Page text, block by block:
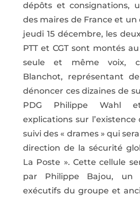
dépôts et consignations,
des maires de France et un
jeudi 15 décembre, les
PTT et CGT sont montés
seule et même voix,
Blanchot, représentant
dénoncer ces dizaines de
PDG Philippe Wahl
explications sur l’existence
suivi des « drames » qui
direction de la sécurité
La Poste ». Cette cellule
par Philippe Bajou, un
exécutifs du groupe et